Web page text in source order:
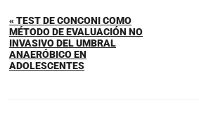
« TEST DE CONCONI COMO
MÉTODO DE EVALUACIÓN NO
INVASIVO DEL UMBRAL
ANAERÓBICO EN
ADOLESCENTES